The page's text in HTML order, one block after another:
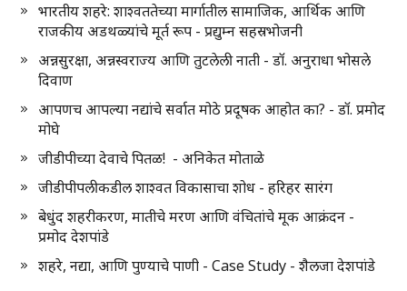
भारतीय शहरे: शाश्वततेच्या मार्गातील सामाजिक, आर्थिक आणि
राजकीय अडथळ्यांचे मूर्त रूप - प्रद्युम्न सहस्रभोजनी
अन्नसुरक्षा, अन्नस्वराज्य आणि तुटलेली नाती - डॉ. अनुराधा भोसले
दिवाण
आपणच आपल्या नद्यांचे सर्वात मोठे प्रदूषक आहोत का? - डॉ. प्रमोद
मोघे
जीडीपीच्या देवाचे पितळ! - अनिकेत मोताळे
जीडीपीपलीकडील शाश्वत विकासाचा शोध - हरिहर सारंग
बेधुंद शहरीकरण, मातीचे मरण आणि वंचितांचे मूक आक्रंदन -
प्रमोद देशपांडे
शहरे, नद्या, आणि पुण्याचे पाणी - Case Study - शैलजा देशपांडे